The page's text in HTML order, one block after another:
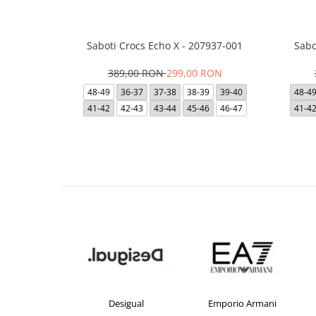
Saboti Crocs Echo X - 207937-001
389,00 RON299,00 RON
48-49 36-37 37-38 38-39
39-40
41-42
42-43 43-44 45-46 46-47
48-49
41-42
Desigual Emporio Armani